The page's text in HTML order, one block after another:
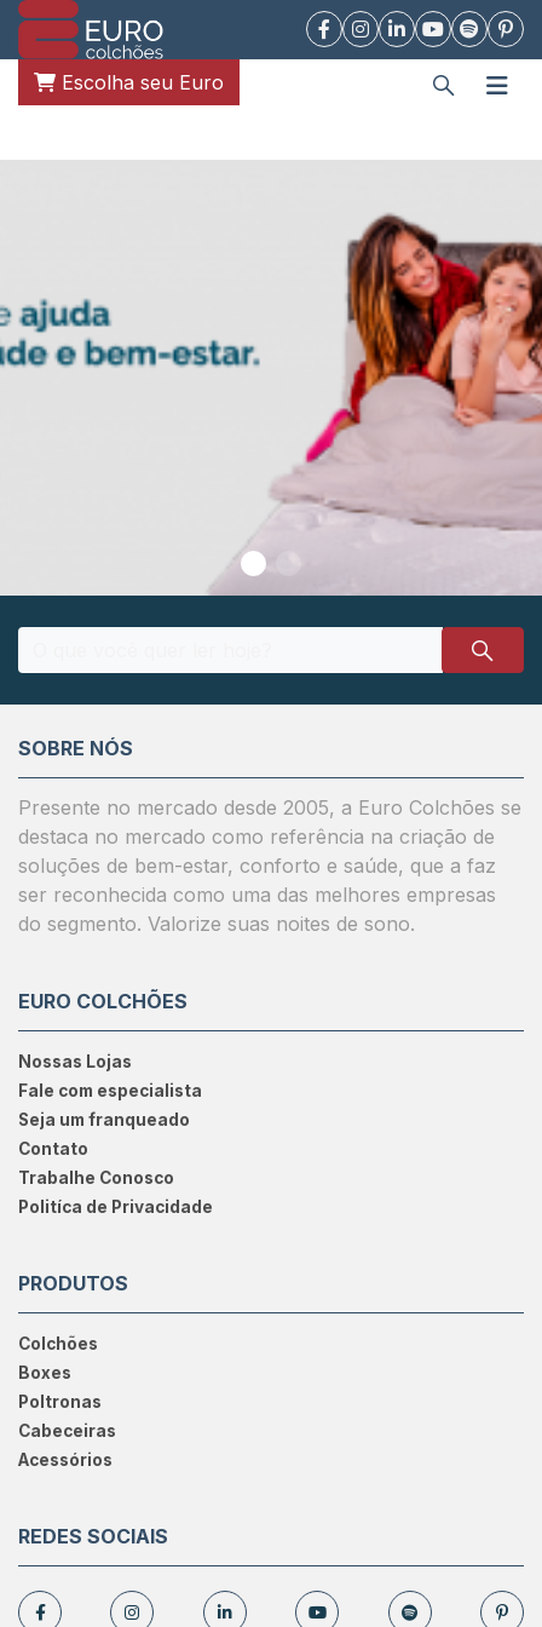
Escolha seu Euro
SOBRE NÓS
Presente no mercado desde 2005, a Euro Colchões se
destaca no mercado como referência na criação de
soluções de bem-estar, conforto e saúde, que a faz
ser reconhecida como uma das melhores empresas
do segmento. Valorize suas noites de sono.
EURO COLCHÕES
Nossas Lojas
Fale com especialista
Seja um franqueado
Contato
Trabalhe Conosco
Politíca de Privacidade
PRODUTOS
Colchões
Boxes
Poltronas
Cabeceiras
Acessórios
REDES SOCIAIS